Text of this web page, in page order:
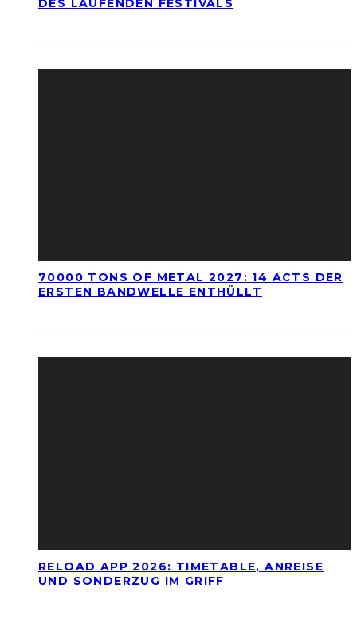
DES LAUFENDEN FESTIVALS
70000 TONS OF METAL 2027: 14 ACTS DER
ERSTEN BANDWELLE ENTHÜLLT
RELOAD APP 2026: TIMETABLE, ANREISE
UND SONDERZUG IM GRIFF